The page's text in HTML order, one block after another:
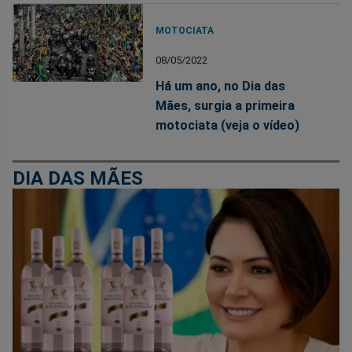
MOTOCIATA
08/05/2022
Há um ano, no Dia das
Mães, surgia a primeira
motociata (veja o vídeo)
DIA DAS MÃES